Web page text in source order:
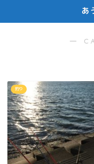
あ
―
釣り